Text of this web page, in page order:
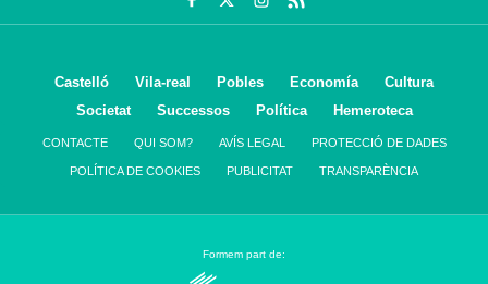
Castelló Vila-real Pobles Economía
Cultura
Societat
Successos Política Hemeroteca
CONTACTE QUI SOM? AVÍS LEGAL PROTECCIÓ DE DADES
POLÍTICA DE COOKIES PUBLICITAT TRANSPARÈNCIA
Formem part de: